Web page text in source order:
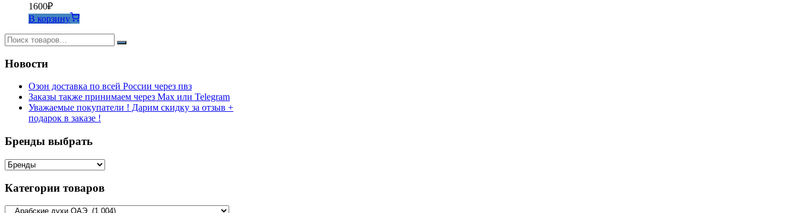
1600₽
В корзину
Новости
Озон доставка по всей России через пвз
Заказы также принимаем через Max или Telegram
Уважаемые покупатели ! Дарим скидку за отзыв +
подарок в заказе !
Бренды выбрать
Категории товаров